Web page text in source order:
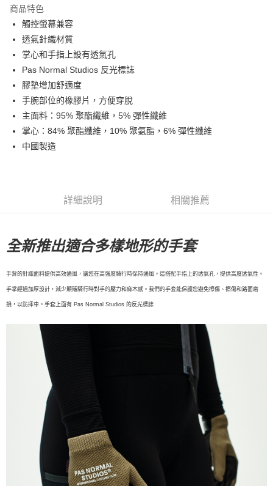
運送方式
全家店到店
每筆NT$80，滿NT$10,000(含以上)免運費
付款後全家取貨
每筆NT$80，滿NT$10,000(含以上)免運費
7-11店到店
每筆NT$80，滿NT$10,000(含以上)免運費
商品特色
觸控螢幕兼容
透氣針織材質
掌心和手指上設有透氣孔
Pas Normal Studios 反光標誌
膠墊增加舒適度
手腕部位的橡膠片，方便穿脫
主面料：95% 聚酯纖維，5% 彈性纖維
掌心：84% 聚酯纖維，10% 聚氨酯，6% 彈性纖維
中國製造
詳細說明 相關推薦
全新推出適合多樣地形的手套
手背的針織面料提供高效通風，讓您在高強度騎行時保持通風。這搭配手指上的透氣孔，提供高度透氣性。
手掌經過加厚設計，減少顛簸騎行時對手的壓力和麻木感。我們的手套能保護您避免擦傷、擦傷和路面磨
損，以防摔車。手套上面有 Pas Normal Studios 的反光標誌